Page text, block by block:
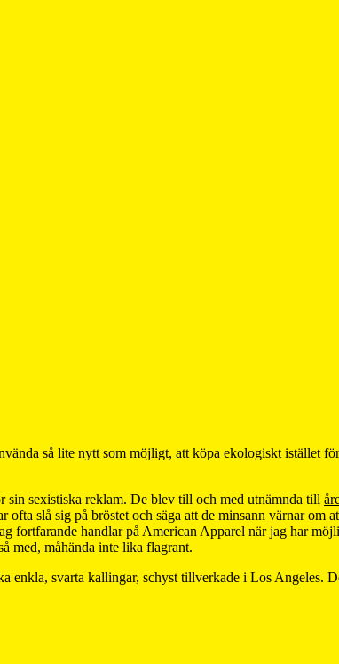
så lite nytt som möjligt, att köpa ekologiskt istället
sin sexistiska reklam. De blev till och med utnämnda till
slå sig på bröstet och säga att de minsann värnar om
fortfarande handlar på American Apparel när jag har
med, måhända inte lika flagrant.
svarta kallingar, schyst tillverkade i Los Angeles.